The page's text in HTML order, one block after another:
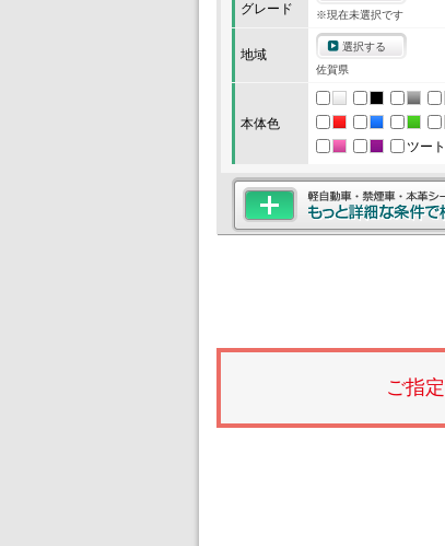
グレード
※現在未選択です
地域
選択する
佐賀県
本体色
ツー
ご指